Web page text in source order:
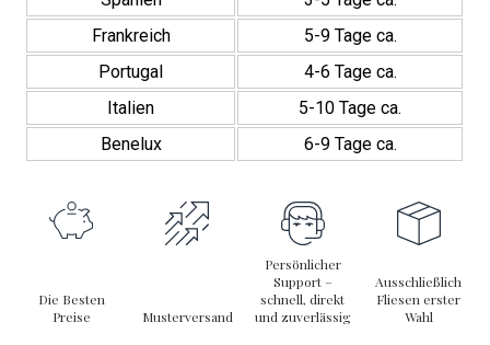
Frankreich
5-9 Tage ca.
Portugal
4-6 Tage ca.
Italien
5-10 Tage ca.
Benelux
6-9 Tage ca.
Die Besten
Preise
Musterversand
Persönlicher
Support –
schnell, direkt
und zuverlässig
Ausschließlich
Fliesen erster
Wahl